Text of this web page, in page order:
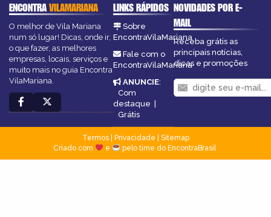
ENCONTRAVILAMARIANA
O melhor de Vila Mariana
num só lugar! Dicas, onde ir,
o que fazer, as melhores
empresas, locais, serviços e
muito mais no guia Encontra
VilaMariana.
LINKS RÁPIDOS
Sobre
EncontraVilaMariana
Fale com o
EncontraVilaMariana
ANUNCIE:
Com
destaque |
Grátis
NOVIDADES POR E-
MAIL
Receba grátis as
principais notícias,
dicas e promoções
Termos| Privacidade
Sitemap
Criado com
e pelo time do EncontraBrasil